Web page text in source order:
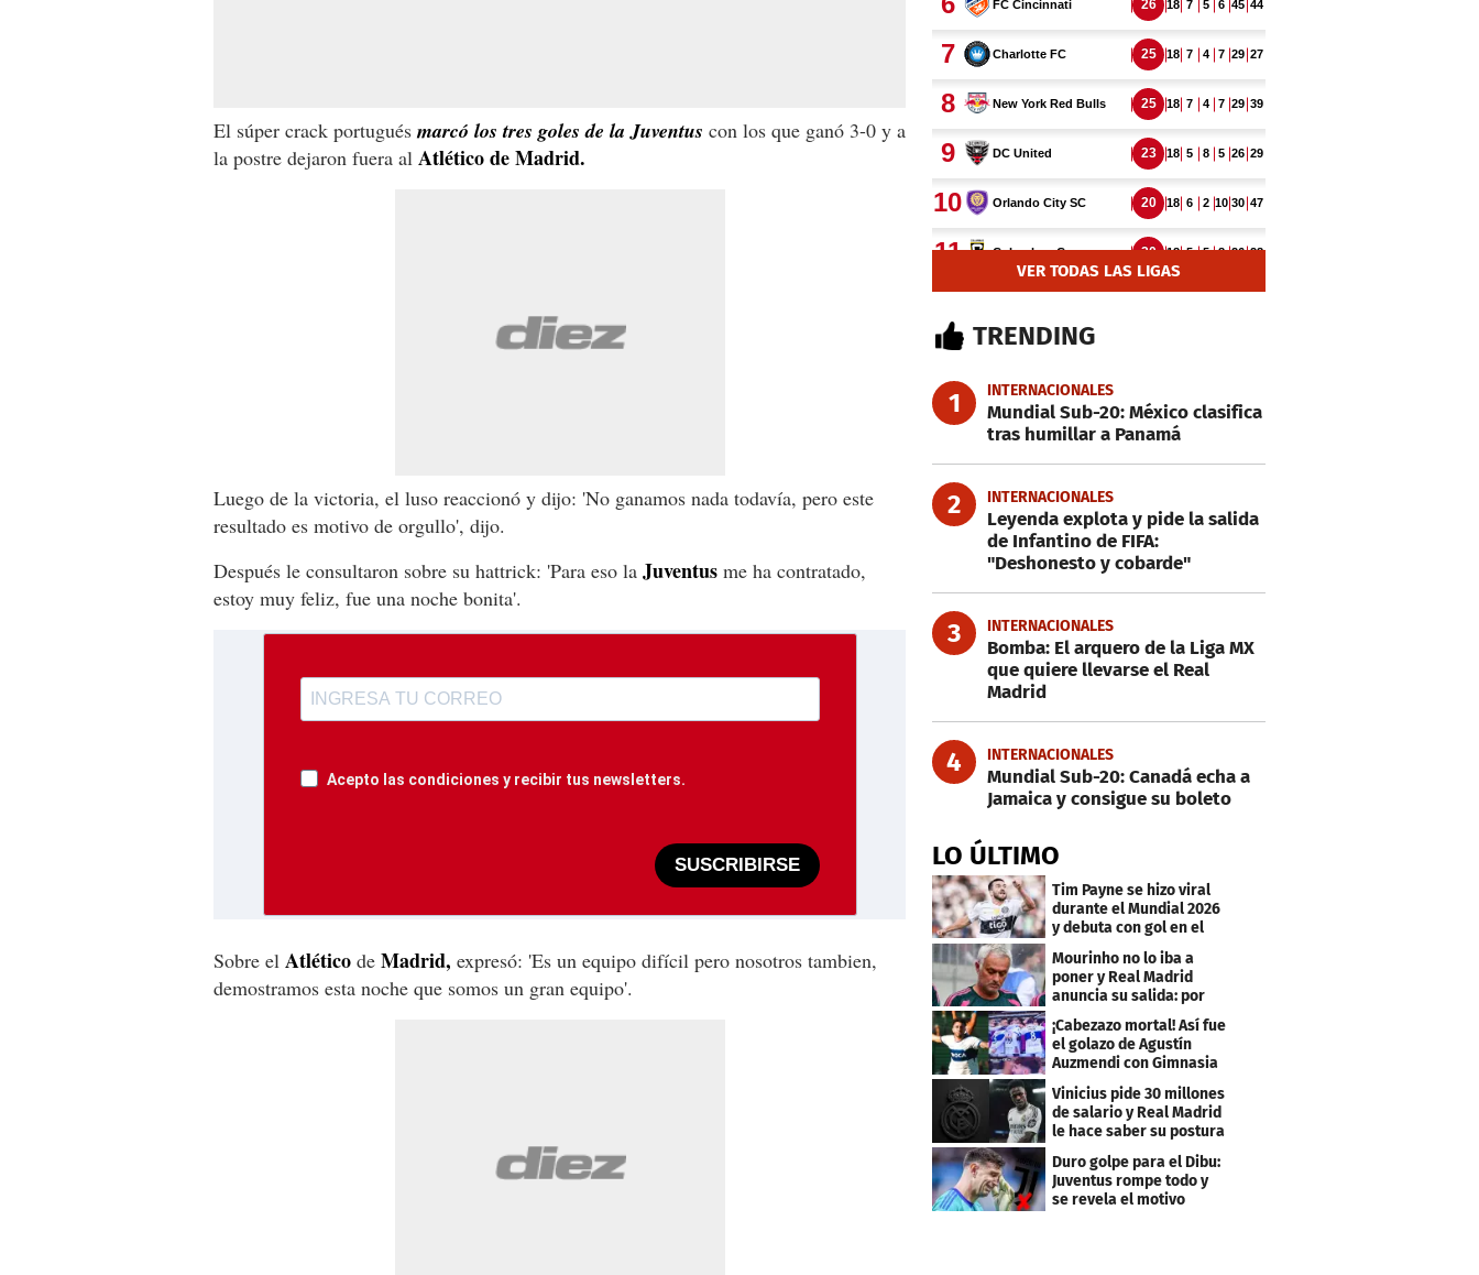
El súper crack portugués marcó los tres goles de la Juventus con los que ganó 3-0 y a
la postre dejaron fuera al Atlético de Madrid.
Luego de la victoria, el luso reaccionó y dijo: 'No ganamos nada todavía, pero este
resultado es motivo de orgullo', dijo.
Después le consultaron sobre su hattrick: 'Para eso la Juventus me ha contratado,
estoy muy feliz, fue una noche bonita'.
Acepto las condiciones y recibir tus newsletters.
SUSCRIBIRSE
Sobre el Atlético de Madrid, expresó: 'Es un equipo difícil pero nosotros tambien,
demostramos esta noche que somos un gran equipo'.
VER TODAS LAS LIGAS
TRENDING
1 INTERNACIONALES
Mundial Sub-20: México clasifica
tras humillar a Panamá
2 INTERNACIONALES
Leyenda explota y pide la salida
de Infantino de FIFA:
"Deshonesto y cobarde"
3 INTERNACIONALES
Bomba: El arquero de la Liga MX
que quiere llevarse el Real
Madrid
4 INTERNACIONALES
Mundial Sub-20: Canadá echa a
Jamaica y consigue su boleto
LO ÚLTIMO
Tim Payne se hizo viral
durante el Mundial 2026
y debuta con gol en el
Olimpia
Mourinho no lo iba a
poner y Real Madrid
anuncia su salida: por
este club firmó
¡Cabezazo mortal! Así fue
el golazo de Agustín
Auzmendi con Gimnasia
Vinicius pide 30 millones
de salario y Real Madrid
le hace saber su postura
Duro golpe para el Dibu:
Juventus rompe todo y
se revela el motivo